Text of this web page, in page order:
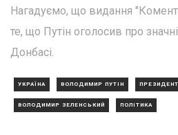
Нагадуємо, що видання
те, що Путін оголосив про
Донбасі.
УКРАЇНА ВОЛОДИМИР ПУТІН ПРЕЗИДЕНТ
ВОЛОДИМИР ЗЕЛЕНСЬКИЙ ПОЛІТИКА